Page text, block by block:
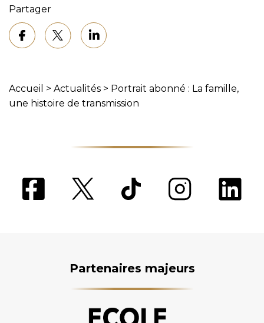
Partager
Accueil > Actualités > Portrait abonné : La famille,
une histoire de transmission
Partenaires majeurs